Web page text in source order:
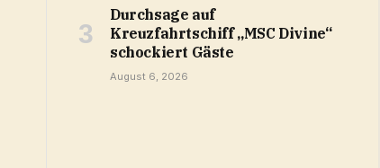
Durchsage auf
Kreuzfahrtschiff „MSC Divine“
schockiert Gäste
August 6, 2026